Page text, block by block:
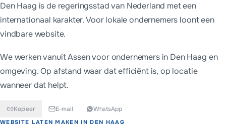
Den Haag is de regeringsstad van Nederland met een
internationaal karakter. Voor lokale ondernemers loont een
vindbare website.
We werken vanuit Assen voor ondernemers in Den Haag en
omgeving. Op afstand waar dat efficiënt is, op locatie
wanneer dat helpt.
Kopieer E-mail WhatsApp
Kort antwoord
WEBSITE LATEN MAKEN INDEN HAAG